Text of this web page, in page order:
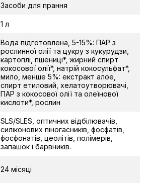
Засоби для прання
1 л
Вода підготовлена, 5-15%: ПАР з
рослинної олії та цукру з кукурудзи,
картоплі, пшениці*, жирний спирт
кокосової олії*, натрій кокосульфат*,
мило, менше 5%: екстракт алое,
спирт етиловий, хелатоутворювачі,
ПАР з кокосової олії та олеїнової
кислоти*, рослин
SLS/SLES, оптичних відбілювачів,
силіконових піногасників, фосфатів,
фосфонатів, цеолітів, полімерів,
запашок і барвників.
24 місяці